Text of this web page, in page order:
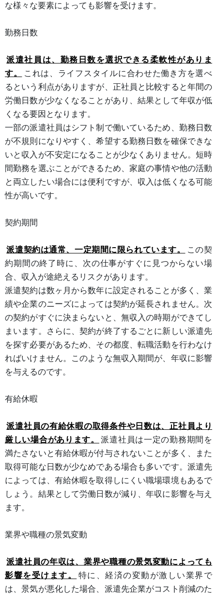
な様々な要素によっても影響を受けます。
勤務日数
派遣社員は、勤務日数を選択できる柔軟性がありま
す。
これは、ライフスタイルに合わせた働き方を選べ
るという利点がありますが、正社員と比較すると年間の
労働日数が少なくなることがあり、結果として年収が低
くなる要因となります。
一部の派遣社員はシフト制で働いているため、勤務日数
が不規則になりやすく、希望する勤務日数を確保できな
いと収入が不安定になることが少なくありません。短時
間勤務を選ぶことができるため、家庭の事情や他の活動
と両立したい場合には便利ですが、収入は低くなる可能
性が高いです。
契約期間
派遣契約は通常、一定期間に限られています。
この契
約期間の終了時に、次の仕事がすぐに見つからない場
合、収入が途絶えるリスクがあります。
派遣契約は数ヶ月から数年に設定されることが多く、業
績や企業のニーズによっては契約が延長されません。次
の契約がすぐに決まらないと、無収入の時期ができてし
まいます。さらに、契約が終了するごとに新しい派遣先
を探す必要があるため、その都度、転職活動を行わなけ
ればいけません。このような無収入期間が、年収に影響
を与えるのです。
有給休暇
派遣社員の有給休暇の取得条件や日数は、正社員より
厳しい場合があります。
派遣社員は一定の勤務期間を
満たさないと有給休暇が付与されないことが多く、また
取得可能な日数が少なめである場合も多いです。派遣先
によっては、有給休暇を取得しにくい職場環境もあるで
しょう。結果として労働日数が減り、年収に影響を与え
ます。
業界や職種の景気変動
派遣社員の年収は、業界や職種の景気変動によっても
影響を受けます。
特に、経済の変動が激しい業界で
は、景気が悪化した場合、派遣先企業がコスト削減のた